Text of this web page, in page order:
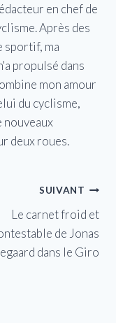
en chef de
Après des
sportif, ma
propulsé dans
mon amour
du cyclisme,
nouveaux
deux roues.
SUIVANT
Le carnet froid et
de Jonas
dans le Giro